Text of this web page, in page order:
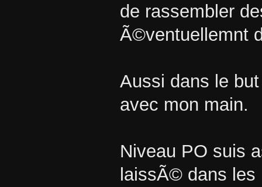
de rassembler
Ã©ventuellemnt
Aussi dans le
avec mon main.
Niveau PO suis
laissÃ© dans les